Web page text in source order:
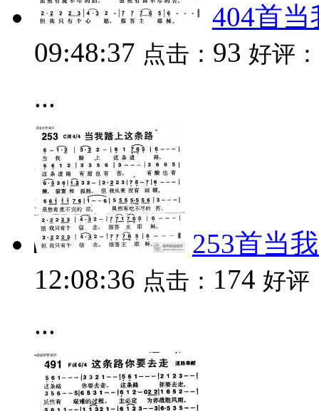
404首
09:48:37 点击： 93 好评：
...
253首当
12:08:36 点击： 174 好评
...